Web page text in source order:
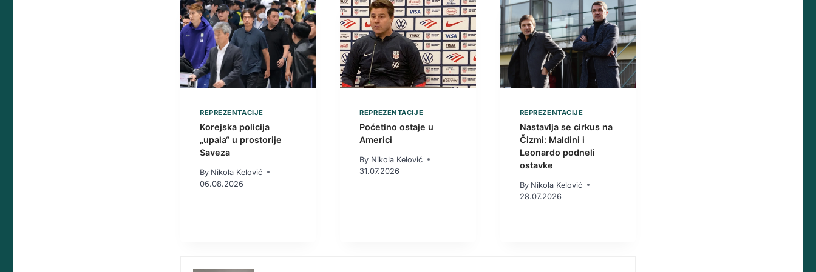
REPREZENTACIJE
Korejska policija
„upala“ u prostorije
Saveza
By Nikola Kelović
06.08.2026
REPREZENTACIJE
Poćetino ostaje u
Americi
By Nikola Kelović
31.07.2026
REPREZENTACIJE
Nastavlja se cirkus na
Čizmi: Maldini i
Leonardo podneli
ostavke
By Nikola Kelović
28.07.2026